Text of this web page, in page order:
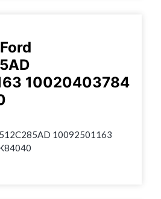
10020403784
10092501163